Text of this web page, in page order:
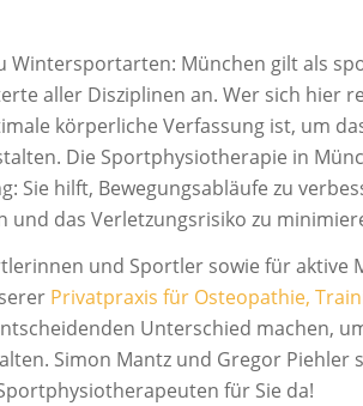
Wintersportarten: München gilt als
aller Disziplinen an. Wer sich hier
körperliche Verfassung ist, um
Die Sportphysiotherapie in
Sie hilft, Bewegungsabläufe zu
und das Verletzungsrisiko zu
und Sportler sowie für aktive
Privatpraxis für Osteopathie,
Unterschied machen,
Simon Mantz und Gregor Piehler
für Sie da!